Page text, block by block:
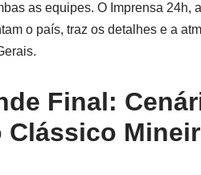
as equipes. O Imprensa 24h,
o país, traz os detalhes e a
Final:
Clássico